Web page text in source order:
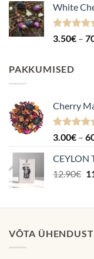
White
3.50€ –
PAKKUMISED
Cherry
3.00€ –
CEYLON
12.90€
VÕTA ÜHENDUST